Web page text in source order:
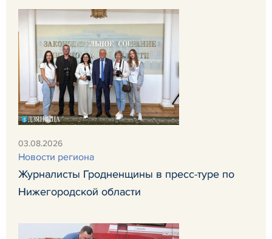
03.08.2026
Новости региона
Журналисты Гродненщины в пресс-туре по
Нижегородской области